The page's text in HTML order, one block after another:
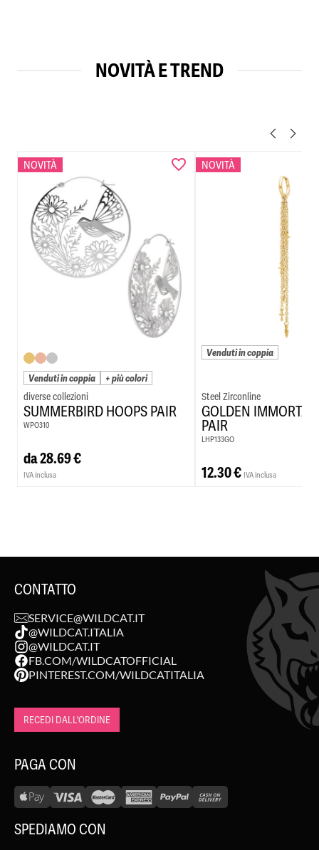
NOVITÀ E TREND
NOVITÀ
Venduti in coppia + più colori
SUMMERBIRD HOOPS PAIR
WPO310
da28.69€
IVA inclusa
NOVITÀ
Venduti in coppia
Steel Zirconline
GOLDEN
PAIR
LHP133GO
12.30€ IVA inclusa
CONTATTO
SERVICE@WILDCAT.IT
@WILDCAT.ITALIA
@WILDCAT.IT
FB.COM/WILDCATOFFICIAL
PINTEREST.COM/WILDCATITALIA
RECEDI DALL'ORDINE
PAGA CON
SPEDIAMO CON